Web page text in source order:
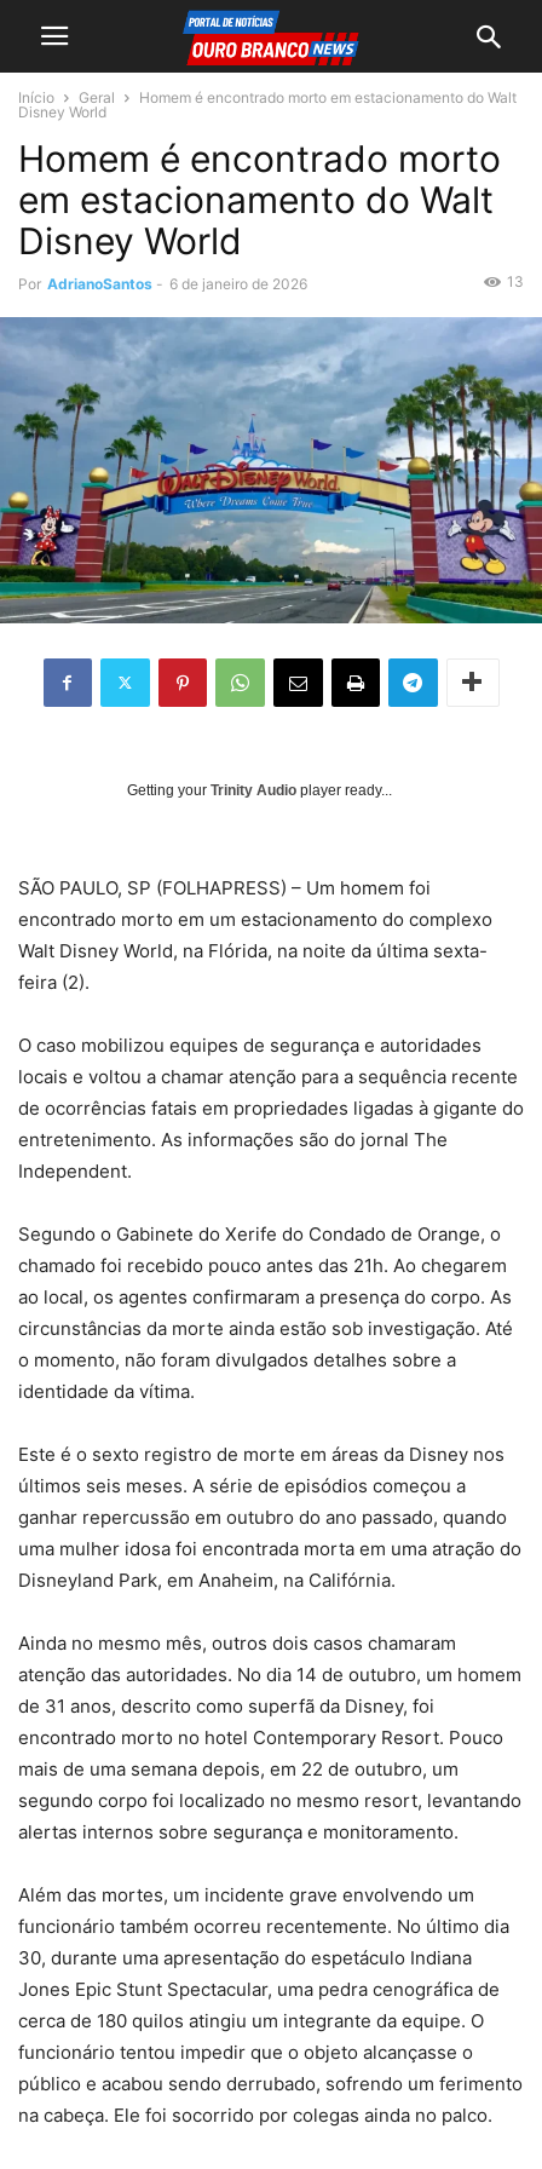
Início Geral
Homem é encontrado morto em estacionamento do Walt
Disney World
Homem é encontrado morto
em estacionamento do Walt
Disney World
Por AdrianoSantos - 6 de janeiro de 2026 13
Getting your Trinity Audio player ready...
SÃO PAULO, SP (FOLHAPRESS) – Um homem foi
encontrado morto em um estacionamento do complexo
Walt Disney World, na Flórida, na noite da última sexta-
feira (2).
O caso mobilizou equipes de segurança e autoridades
locais e voltou a chamar atenção para a sequência recente
de ocorrências fatais em propriedades ligadas à gigante do
entretenimento. As informações são do jornal The
Independent.
Segundo o Gabinete do Xerife do Condado de Orange, o
chamado foi recebido pouco antes das 21h. Ao chegarem
ao local, os agentes confirmaram a presença do corpo. As
circunstâncias da morte ainda estão sob investigação. Até
o momento, não foram divulgados detalhes sobre a
identidade da vítima.
Este é o sexto registro de morte em áreas da Disney nos
últimos seis meses. A série de episódios começou a
ganhar repercussão em outubro do ano passado, quando
uma mulher idosa foi encontrada morta em uma atração do
Disneyland Park, em Anaheim, na Califórnia.
Ainda no mesmo mês, outros dois casos chamaram
atenção das autoridades. No dia 14 de outubro, um homem
de 31 anos, descrito como superfã da Disney, foi
encontrado morto no hotel Contemporary Resort. Pouco
mais de uma semana depois, em 22 de outubro, um
segundo corpo foi localizado no mesmo resort, levantando
alertas internos sobre segurança e monitoramento.
Além das mortes, um incidente grave envolvendo um
funcionário também ocorreu recentemente. No último dia
30, durante uma apresentação do espetáculo Indiana
Jones Epic Stunt Spectacular, uma pedra cenográfica de
cerca de 180 quilos atingiu um integrante da equipe. O
funcionário tentou impedir que o objeto alcançasse o
público e acabou sendo derrubado, sofrendo um ferimento
na cabeça. Ele foi socorrido por colegas ainda no palco.